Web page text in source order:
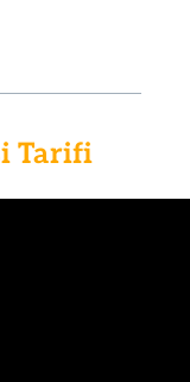
Tarifi